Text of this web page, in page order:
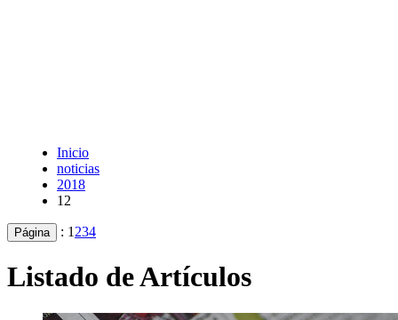
Inicio
noticias
2018
12
Página : 1 234
Listado de Artículos